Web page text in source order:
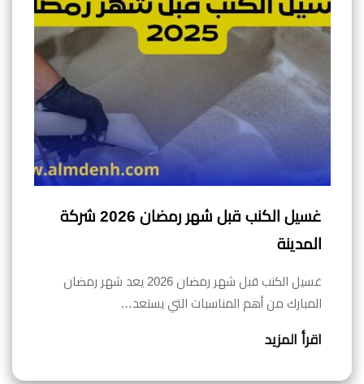
غسيل الكنب قبل شهر رمضان 2026 شركة
المدينة
غسيل الكنب قبل شهر رمضان 2026 يعد شهر رمضان
المبارك من أهم المناسبات التي يستعد…
اقرأ المزيد